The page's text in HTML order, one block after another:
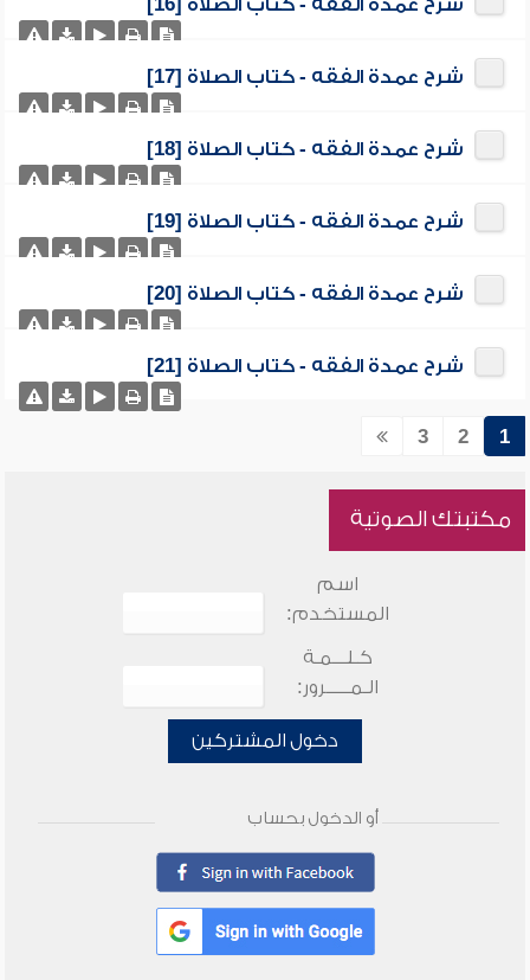
شرح عمدة الفقه - كتاب الصلاة [16]
شرح عمدة الفقه - كتاب الصلاة [17]
شرح عمدة الفقه - كتاب الصلاة [18]
شرح عمدة الفقه - كتاب الصلاة [19]
شرح عمدة الفقه - كتاب الصلاة [20]
شرح عمدة الفقه - كتاب الصلاة [21]
1
2
3
مكتبتك الصوتية
اسم
المستخدم:
كـلـــمـة
الـمـــــرور:
دخول المشتركين
أو الدخول بحساب